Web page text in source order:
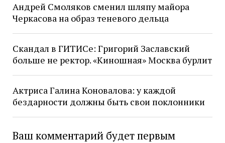
Андрей Смоляков сменил шляпу майора
Черкасова на образ теневого дельца
Скандал в ГИТИСе: Григорий Заславский
больше не ректор. «Киношная» Москва бурлит
Актриса Галина Коновалова: у каждой
бездарности должны быть свои поклонники
Ваш комментарий будет первым